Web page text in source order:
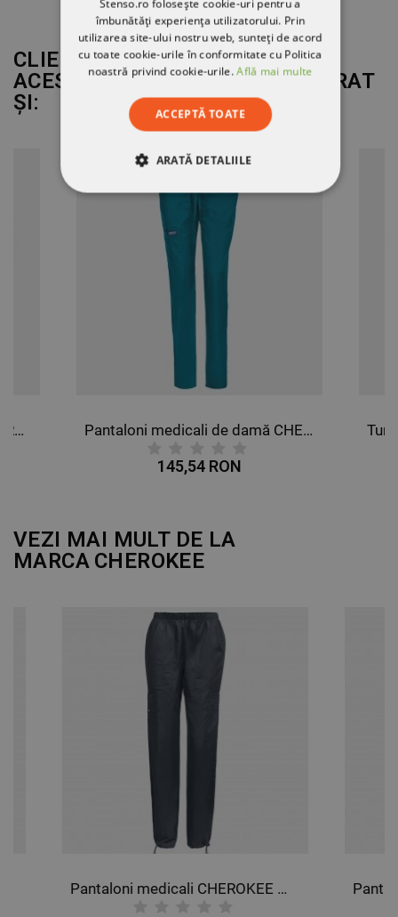
CLIENȚII CARE AU CUMPĂRAT
ACEST PRODUS AU MAI CUMPĂRAT
ȘI:
Tunică medicală de damă CHEROKEE WRAP ALBASTRU ÎNCHIS WWE610
127,20 RON
VEZI MAI MULT DE LA
MARCA CHEROKEE
Stenso.ro folosește cookie-uri pentru a
îmbunătăți experiența utilizatorului. Prin
utilizarea site-ului nostru web, sunteți de acord
cu toate cookie-urile în conformitate cu Politica
noastră privind cookie-urile.Află mai multe
ACCEPTĂ TOATE
ARATĂ DETALIILE
STRICT NECESARE
DE PERFORMANȚĂ
DE TARGETARE
DE FUNCŢIONALITATE